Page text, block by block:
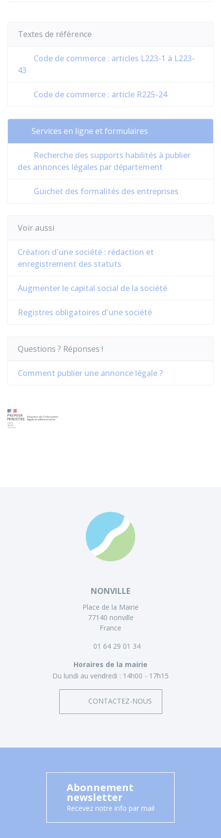
Textes de référence
Code de commerce : articles L223-1 à L223-
43
Code de commerce : article R225-24
Services en ligne et formulaires
Recherche des supports habilités à publier
des annonces légales par département
Guichet des formalités des entreprises
Voir aussi
Création d'une société : rédaction et
enregistrement des statuts
Augmenter le capital social de la société
Registres obligatoires d'une société
Questions ? Réponses !
Comment publier une annonce légale ?
NONVILLE
Place de la Mairie
77140 nonville
France
01 64 29 01 34
Horaires de la mairie
Du lundi au vendredi : 14h00 - 17h15
CONTACTEZ-NOUS
Abonnement
newsletter
Recevez notre info par mail